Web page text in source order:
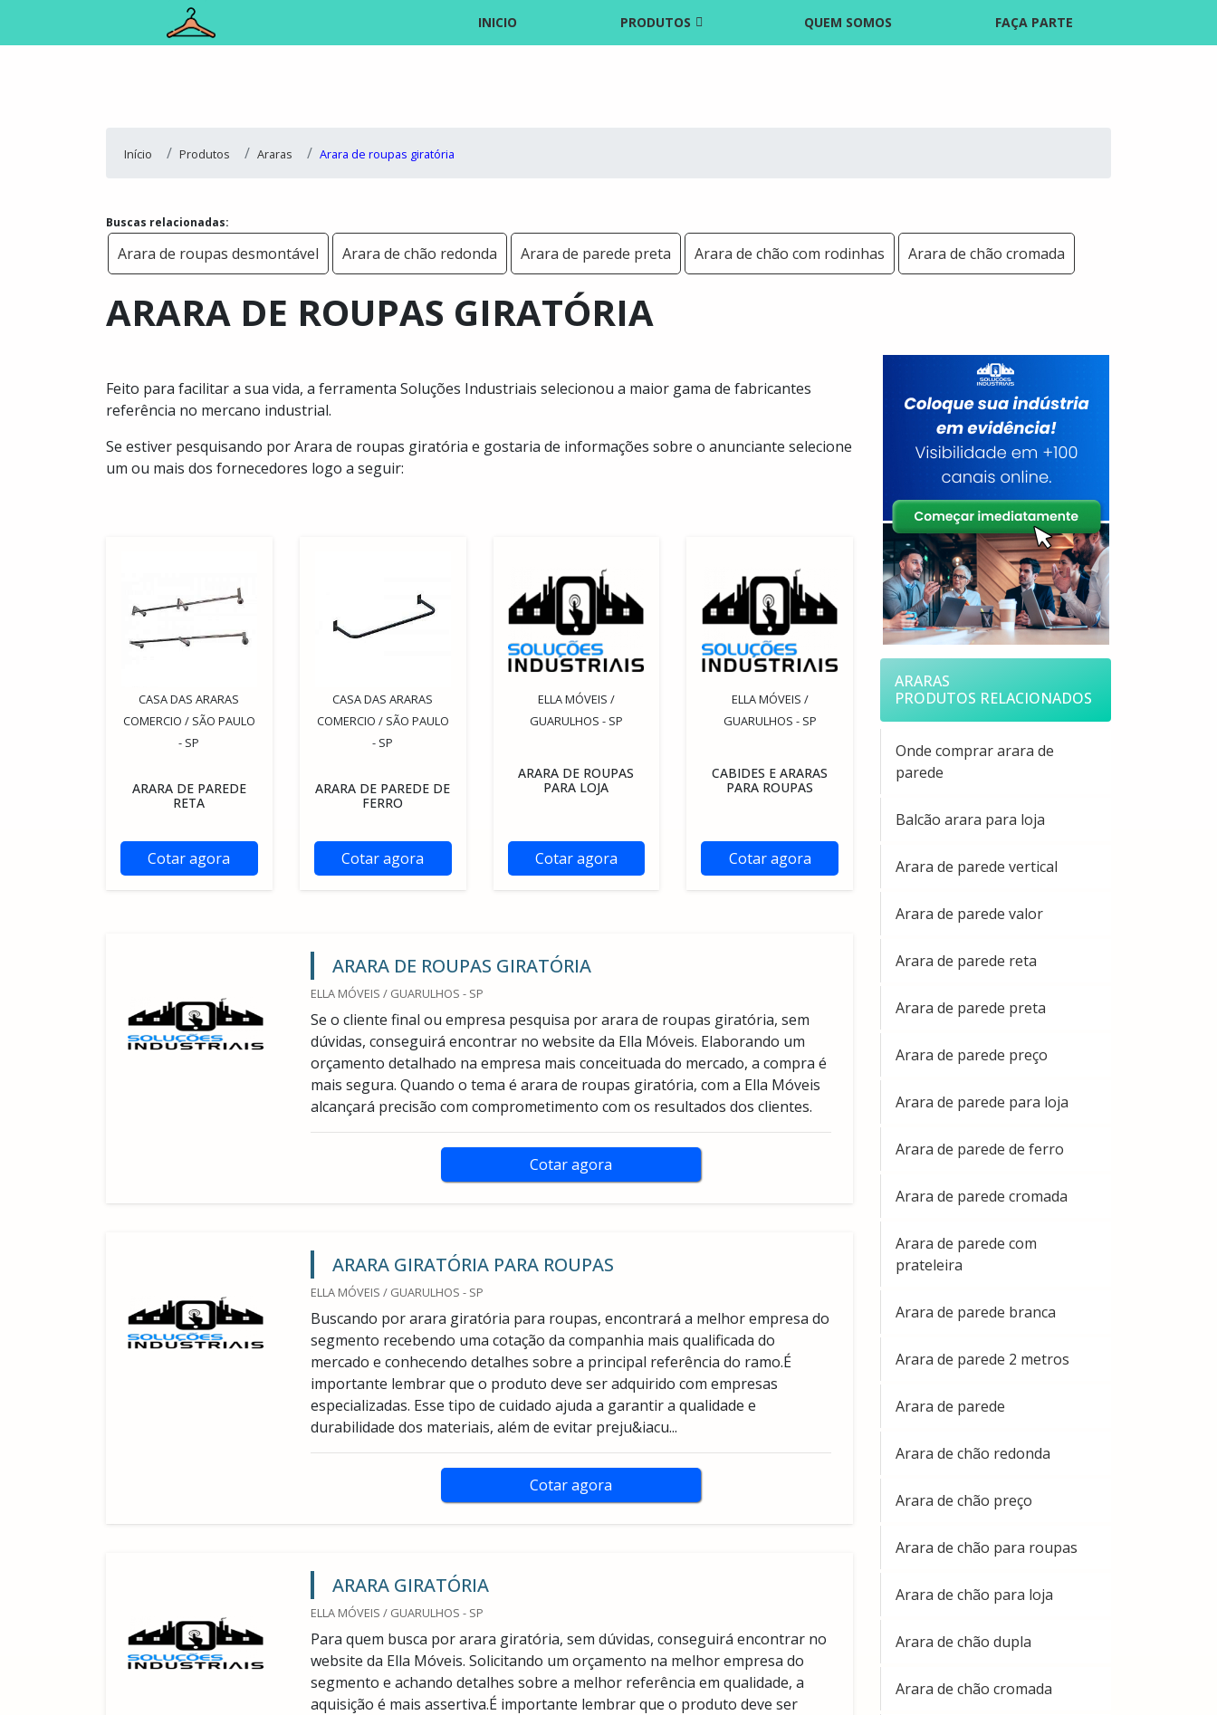
INICIO PRODUTOS QUEM SOMOS FAÇA PARTE
Início Produtos Araras Arara de roupas giratória
Buscas relacionadas:
Arara de roupas desmontável Arara de chão redonda Arara de parede preta Arara de chão com rodinhas Arara de chão cromada
ARARA DE ROUPAS GIRATÓRIA
Feito para facilitar a sua vida, a ferramenta Soluções Industriais selecionou a maior gama de fabricantes
referência no mercano industrial.
Se estiver pesquisando por Arara de roupas giratória e gostaria de informações sobre o anunciante selecione
um ou mais dos fornecedores logo a seguir:
CASA DAS ARARAS
COMERCIO / SÃO PAULO
- SP
ARARA DE PAREDE
RETA
Cotar agora
CASA DAS ARARAS
COMERCIO / SÃO PAULO
- SP
ARARA DE PAREDE DE
FERRO
Cotar agora
ELLA MÓVEIS /
GUARULHOS - SP
ARARA DE ROUPAS
PARA LOJA
Cotar agora
ELLA MÓVEIS /
GUARULHOS - SP
CABIDES E ARARAS
PARA ROUPAS
Cotar agora
ARARA DE ROUPAS GIRATÓRIA
ELLA MÓVEIS / GUARULHOS - SP
Se o cliente final ou empresa pesquisa por arara de roupas giratória, sem
dúvidas, conseguirá encontrar no website da Ella Móveis. Elaborando um
orçamento detalhado na empresa mais conceituada do mercado, a compra é
mais segura. Quando o tema é arara de roupas giratória, com a Ella Móveis
alcançará precisão com comprometimento com os resultados dos clientes.
Cotar agora
ARARA GIRATÓRIA PARA ROUPAS
ELLA MÓVEIS / GUARULHOS - SP
Buscando por arara giratória para roupas, encontrará a melhor empresa do
segmento recebendo uma cotação da companhia mais qualificada do
mercado e conhecendo detalhes sobre a principal referência do ramo.É
importante lembrar que o produto deve ser adquirido com empresas
especializadas. Esse tipo de cuidado ajuda a garantir a qualidade e
durabilidade dos materiais, além de evitar preju&iacu...
Cotar agora
ARARA GIRATÓRIA
ELLA MÓVEIS / GUARULHOS - SP
Para quem busca por arara giratória, sem dúvidas, conseguirá encontrar no
website da Ella Móveis. Solicitando um orçamento na melhor empresa do
segmento e achando detalhes sobre a melhor referência em qualidade, a
aquisição é mais assertiva.É importante lembrar que o produto deve ser
ARARAS
PRODUTOS RELACIONADOS
Onde comprar arara de
parede
Balcão arara para loja
Arara de parede vertical
Arara de parede valor
Arara de parede reta
Arara de parede preta
Arara de parede preço
Arara de parede para loja
Arara de parede de ferro
Arara de parede cromada
Arara de parede com
prateleira
Arara de parede branca
Arara de parede 2 metros
Arara de parede
Arara de chão redonda
Arara de chão preço
Arara de chão para roupas
Arara de chão para loja
Arara de chão dupla
Arara de chão cromada